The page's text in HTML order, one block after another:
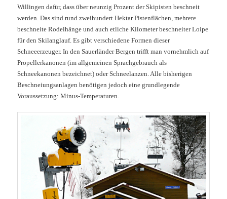
Willingen dafür, dass über neunzig Prozent der Skipisten beschneit
werden. Das sind rund zweihundert Hektar Pistenflächen, mehrere
beschneite Rodelhänge und auch etliche Kilometer beschneiter Loipe
für den Skilanglauf. Es gibt verschiedene Formen dieser
Schneeerzeuger. In den Sauerländer Bergen trifft man vornehmlich auf
Propellerkanonen (im allgemeinen Sprachgebrauch als
Schneekanonen bezeichnet) oder Schneelanzen. Alle bisherigen
Beschneiungsanlagen benötigen jedoch eine grundlegende
Voraussetzung: Minus-Temperaturen.